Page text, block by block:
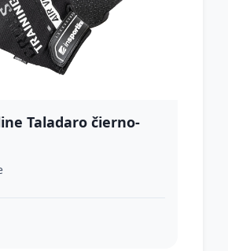
Taladaro čierno-